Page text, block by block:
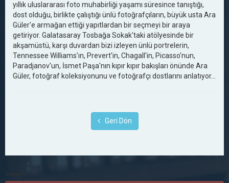
yıllık uluslararası foto muhabirliği yaşamı süresince tanıştığı,
dost olduğu, birlikte çalıştığı ünlü fotoğrafçıların, büyük usta Ara
Güler'e armağan ettiği yapıtlardan bir seçmeyi bir araya
getiriyor. Galatasaray Tosbağa Sokak'taki atölyesinde bir
akşamüstü, karşı duvardan bizi izleyen ünlü portrelerin,
Tennessee Williams'ın, Prevert'in, Chagall'in, Picasso'nun,
Paradjanov'un, İsmet Paşa'nın kıpır kıpır bakışları önünde Ara
Güler, fotoğraf koleksiyonunu ve fotoğrafçı dostlarını anlatıyor…
Geri Dön
******